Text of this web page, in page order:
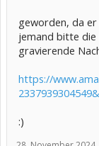
geworden, da
jemand bitte die
gravierende
https://
:)